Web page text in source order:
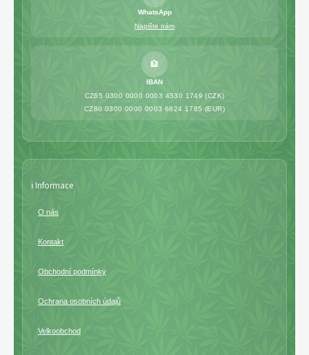
WhatsApp
Napište nám
🏦
IBAN
CZ65 0300 0000 0003 4530 1749 (CZK)
CZ80 0300 0000 0003 6824 1785 (EUR)
ℹ️ Informace
O nás
Kontakt
Obchodní podmínky
Ochrana osobních údajů
Velkoobchod